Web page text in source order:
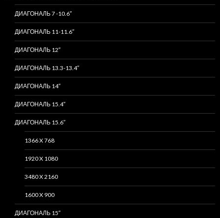
ДИАГОНАЛЬ 7 -10.6″
ДИАГОНАЛЬ 11-11.6″
ДИАГОНАЛЬ 12″
ДИАГОНАЛЬ 13.3-13.4″
ДИАГОНАЛЬ 14″
ДИАГОНАЛЬ 15.4″
ДИАГОНАЛЬ 15.6″
1366 X 768
1920 X 1080
3480 X 2160
1600 X 900
ДИАГОНАЛЬ 15″